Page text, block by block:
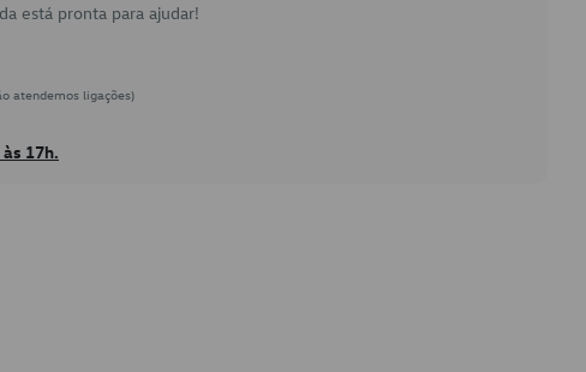
está pronta para ajudar!
atendemos ligações)
17h.